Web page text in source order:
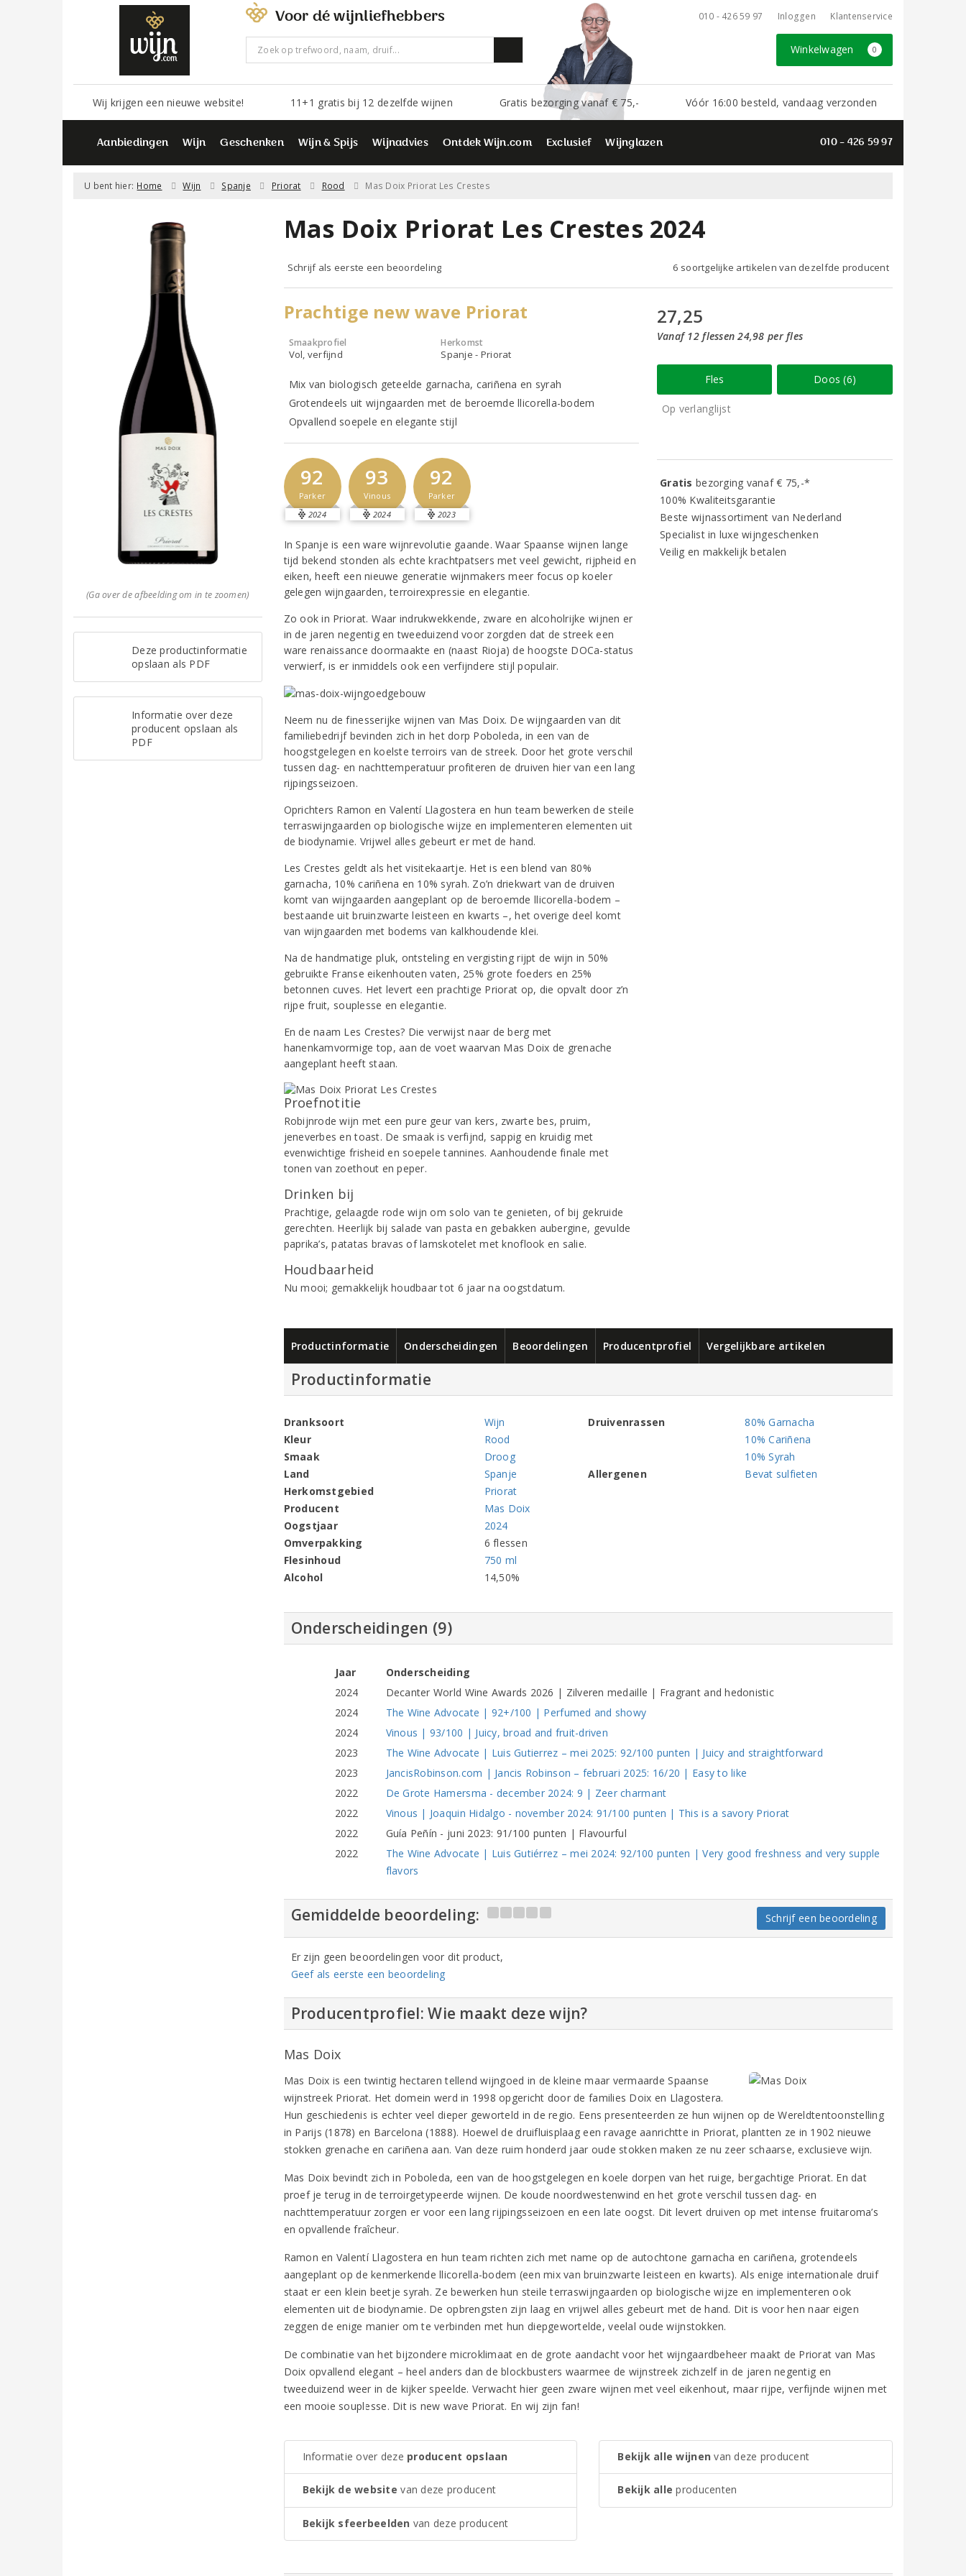
Voor dé wijnliefhebbers 010 - 426 59 97 Inloggen Klantenservice
Winkelwagen 0
Wij krijgen een nieuwe website! 11+1 gratis bij 12 dezelfde wijnen Gratis bezorging vanaf € 75,- Vóór 16:00 besteld, vandaag verzonden
Aanbiedingen Wijn Geschenken Wijn & Spijs Wijnadvies Ontdek Wijn.com Exclusief Wijnglazen 010 - 426 59 97
U bent hier: Home Wijn Spanje Priorat Rood Mas Doix Priorat Les Crestes
(Ga over de afbeelding om in te zoomen)
Deze productinformatie
opslaan als PDF
Informatie over deze
producent opslaan als
PDF
Mas Doix Priorat Les Crestes 2024
Schrijf als eerste een beoordeling 6 soortgelijke artikelen van dezelfde producent
Prachtige new wave Priorat
Smaakprofiel
Vol, verfijnd
Herkomst
Spanje - Priorat
Mix van biologisch geteelde garnacha, cariñena en syrah
Grotendeels uit wijngaarden met de beroemde llicorella-bodem
Opvallend soepele en elegante stijl
92
Parker
2024
93
Vinous
2024
92
Parker
2023
In Spanje is een ware wijnrevolutie gaande. Waar Spaanse wijnen lange
tijd bekend stonden als echte krachtpatsers met veel gewicht, rijpheid en
eiken, heeft een nieuwe generatie wijnmakers meer focus op koeler
gelegen wijngaarden, terroirexpressie en elegantie.
Zo ook in Priorat. Waar indrukwekkende, zware en alcoholrijke wijnen er
in de jaren negentig en tweeduizend voor zorgden dat de streek een
ware renaissance doormaakte en (naast Rioja) de hoogste DOCa-status
verwierf, is er inmiddels ook een verfijndere stijl populair.
Neem nu de finesserijke wijnen van Mas Doix. De wijngaarden van dit
familiebedrijf bevinden zich in het dorp Poboleda, in een van de
hoogstgelegen en koelste terroirs van de streek. Door het grote verschil
tussen dag- en nachttemperatuur profiteren de druiven hier van een lang
rijpingsseizoen.
Oprichters Ramon en Valentí Llagostera en hun team bewerken de steile
terraswijngaarden op biologische wijze en implementeren elementen uit
de biodynamie. Vrijwel alles gebeurt er met de hand.
Les Crestes geldt als het visitekaartje. Het is een blend van 80%
garnacha, 10% cariñena en 10% syrah. Zo’n driekwart van de druiven
komt van wijngaarden aangeplant op de beroemde llicorella-bodem –
bestaande uit bruinzwarte leisteen en kwarts –, het overige deel komt
van wijngaarden met bodems van kalkhoudende klei.
Na de handmatige pluk, ontsteling en vergisting rijpt de wijn in 50%
gebruikte Franse eikenhouten vaten, 25% grote foeders en 25%
betonnen cuves. Het levert een prachtige Priorat op, die opvalt door z’n
rijpe fruit, souplesse en elegantie.
En de naam Les Crestes? Die verwijst naar de berg met
hanenkamvormige top, aan de voet waarvan Mas Doix de grenache
aangeplant heeft staan.
Proefnotitie
Robijnrode wijn met een pure geur van kers, zwarte bes, pruim,
jeneverbes en toast. De smaak is verfijnd, sappig en kruidig met
evenwichtige frisheid en soepele tannines. Aanhoudende finale met
tonen van zoethout en peper.
Drinken bij
Prachtige, gelaagde rode wijn om solo van te genieten, of bij gekruide
gerechten. Heerlijk bij salade van pasta en gebakken aubergine, gevulde
paprika’s, patatas bravas of lamskotelet met knoflook en salie.
Houdbaarheid
Nu mooi; gemakkelijk houdbaar tot 6 jaar na oogstdatum.
27,25
Vanaf 12 flessen 24,98 per fles
Fles Doos (6)
Op verlanglijst
Gratisbezorging vanaf € 75,-*
100% Kwaliteitsgarantie
Beste wijnassortiment van Nederland
Specialist in luxe wijngeschenken
Veilig en makkelijk betalen
Productinformatie Onderscheidingen Beoordelingen Producentprofiel Vergelijkbare artikelen
Productinformatie
Dranksoort
Wijn
Kleur
Rood
Smaak
Droog
Land
Spanje
Herkomstgebied
Priorat
Producent
Mas Doix
Oogstjaar
2024
Omverpakking
6 flessen
Flesinhoud
750 ml
Alcohol
14,50%
Druivenrassen
80% Garnacha
10% Cariñena
10% Syrah
Allergenen
Bevat sulfieten
Onderscheidingen (9)
Jaar
Onderscheiding
2024
Decanter World Wine Awards 2026 | Zilveren medaille | Fragrant and hedonistic
2024
The Wine Advocate | 92+/100 | Perfumed and showy
2024
Vinous | 93/100 | Juicy, broad and fruit-driven
2023
The Wine Advocate | Luis Gutierrez – mei 2025: 92/100 punten | Juicy and straightforward
2023
JancisRobinson.com | Jancis Robinson – februari 2025: 16/20 | Easy to like
2022
De Grote Hamersma - december 2024: 9 | Zeer charmant
2022
Vinous | Joaquin Hidalgo - november 2024: 91/100 punten | This is a savory Priorat
2022
Guía Peñín - juni 2023: 91/100 punten | Flavourful
2022
The Wine Advocate | Luis Gutiérrez – mei 2024: 92/100 punten | Very good freshness and very supple
flavors
Gemiddelde beoordeling: Schrijf een beoordeling
Er zijn geen beoordelingen voor dit product,
Geef als eerste een beoordeling
Producentprofiel: Wie maakt deze wijn?
Mas Doix
Mas Doix is een twintig hectaren tellend wijngoed in de kleine maar vermaarde Spaanse
wijnstreek Priorat. Het domein werd in 1998 opgericht door de families Doix en Llagostera.
Hun geschiedenis is echter veel dieper geworteld in de regio. Eens presenteerden ze hun wijnen op de Wereldtentoonstelling
in Parijs (1878) en Barcelona (1888). Hoewel de druifluisplaag een ravage aanrichtte in Priorat, plantten ze in 1902 nieuwe
stokken grenache en cariñena aan. Van deze ruim honderd jaar oude stokken maken ze nu zeer schaarse, exclusieve wijn.
Mas Doix bevindt zich in Poboleda, een van de hoogstgelegen en koele dorpen van het ruige, bergachtige Priorat. En dat
proef je terug in de terroirgetypeerde wijnen. De koude noordwestenwind en het grote verschil tussen dag- en
nachttemperatuur zorgen er voor een lang rijpingsseizoen en een late oogst. Dit levert druiven op met intense fruitaroma’s
en opvallende fraîcheur.
Ramon en Valentí Llagostera en hun team richten zich met name op de autochtone garnacha en cariñena, grotendeels
aangeplant op de kenmerkende llicorella-bodem (een mix van bruinzwarte leisteen en kwarts). Als enige internationale druif
staat er een klein beetje syrah. Ze bewerken hun steile terraswijngaarden op biologische wijze en implementeren ook
elementen uit de biodynamie. De opbrengsten zijn laag en vrijwel alles gebeurt met de hand. Dit is voor hen naar eigen
zeggen de enige manier om te verbinden met hun diepgewortelde, veelal oude wijnstokken.
De combinatie van het bijzondere microklimaat en de grote aandacht voor het wijngaardbeheer maakt de Priorat van Mas
Doix opvallend elegant – heel anders dan de blockbusters waarmee de wijnstreek zichzelf in de jaren negentig en
tweeduizend weer in de kijker speelde. Verwacht hier geen zware wijnen met veel eikenhout, maar rijpe, verfijnde wijnen met
een mooie souplesse. Dit is new wave Priorat. En wij zijn fan!
Informatie over deze producent opslaan
Bekijk de website van deze producent
Bekijk sfeerbeelden van deze producent
Bekijk alle wijnen van deze producent
Bekijk alle producenten